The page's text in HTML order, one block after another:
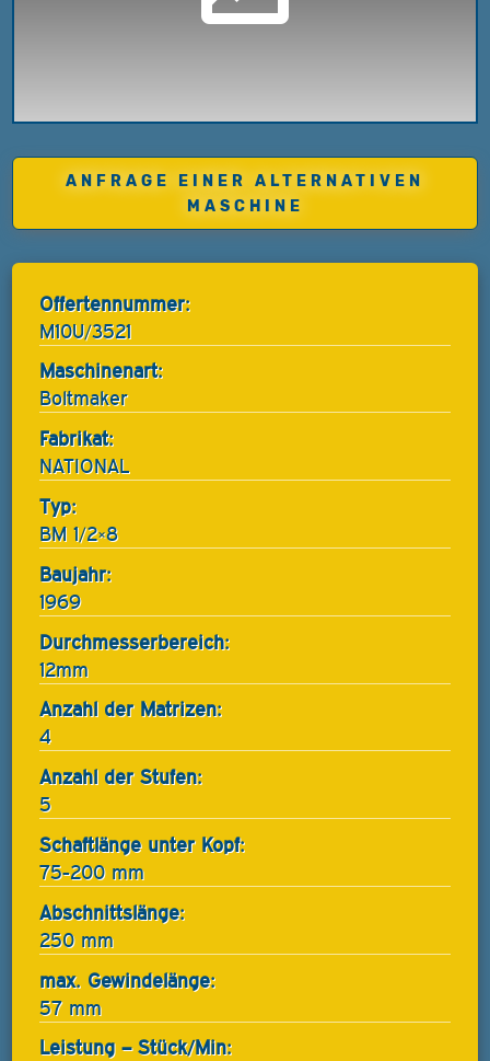
ANFRAGE EINER ALTERNATIVEN
MASCHINE
Offertennummer:
M10U/3521
Maschinenart:
Boltmaker
Fabrikat:
NATIONAL
Typ:
BM 1/2×8
Baujahr:
1969
Durchmesserbereich:
12mm
Anzahl der Matrizen:
4
Anzahl der Stufen:
5
Schaftlänge unter Kopf:
75-200 mm
Abschnittslänge:
250 mm
max. Gewindelänge:
57 mm
Leistung – Stück/Min: